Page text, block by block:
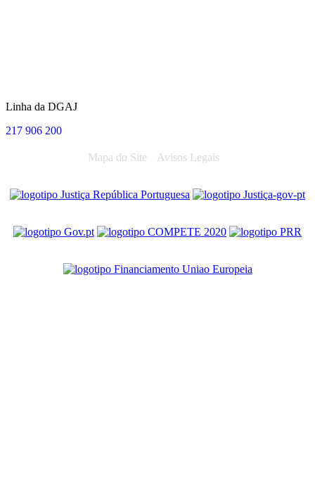
Linha da DGAJ
217 906 200
Mapa do Site Avisos Legais